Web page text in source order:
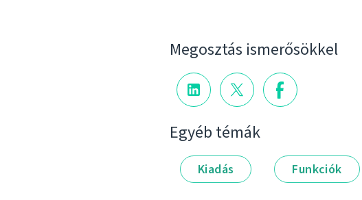
Megosztás ismerősökkel
Egyéb témák
Kiadás Funkciók